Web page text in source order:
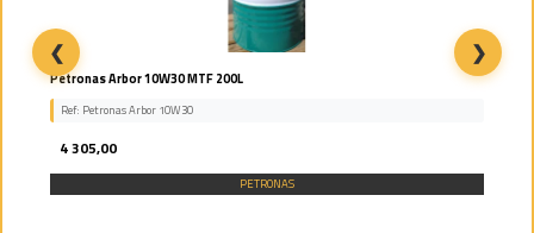
Petronas Arbor 10W30 MTF 200L
Ref: Petronas Arbor 10W30
4 305,00
PETRONAS
❮ ❯